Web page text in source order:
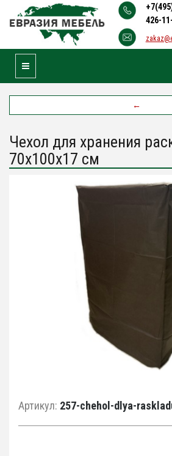
426-
Toggle Navigation
←
Чехол для хранения
70х100х17 см
Артикул: 257-chehol-dlya-